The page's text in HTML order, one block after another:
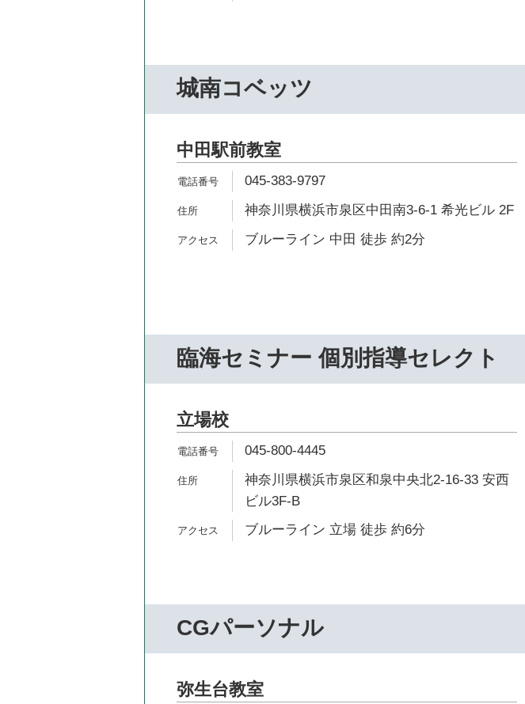
城南コベッツ
中田駅前教室
045-383-9797
神奈川県横浜市泉区中田南3-6-1 希光ビル 2F
ブルーライン 中田 徒歩 約2分
臨海セミナー 個別指導セレクト
立場校
045-800-4445
神奈川県横浜市泉区和泉中央北2-16-33 安西
ビル3F-B
ブルーライン 立場 徒歩 約6分
CGパーソナル
弥生台教室